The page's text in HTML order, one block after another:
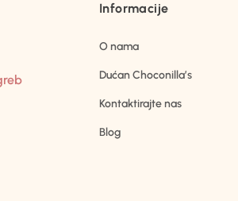
Informacije
O nama
Dućan Choconilla’s
Kontaktirajte nas
Blog